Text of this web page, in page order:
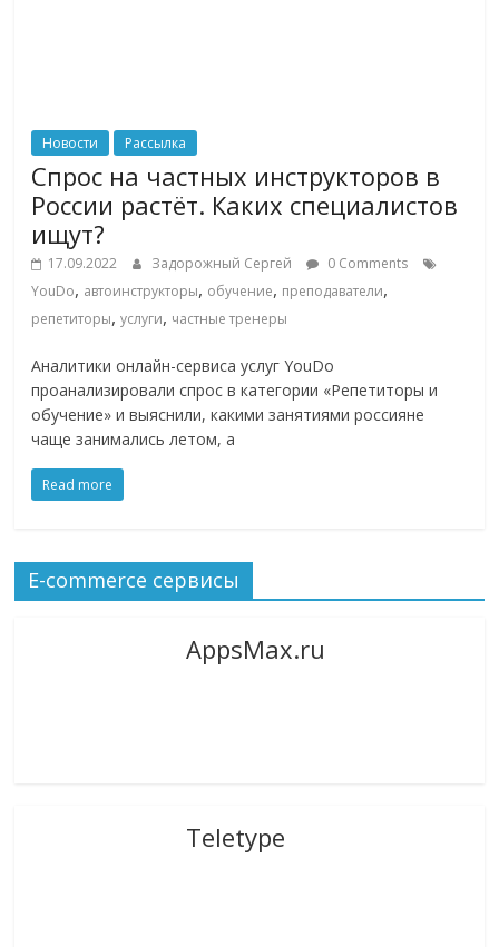
Новости Рассылка
Спрос на частных инструкторов в
России растёт. Каких специалистов
ищут?
17.09.2022 Задорожный Сергей
0 Comments
YouDo, автоинструкторы, обучение, преподаватели,
репетиторы,услуги, частные тренеры
Аналитики онлайн-сервиса услуг YouDo
проанализировали спрос в категории «Репетиторы и
обучение» и выяснили, какими занятиями россияне
чаще занимались летом, а
Read more
E-commerce сервисы
AppsMax.ru
Teletype